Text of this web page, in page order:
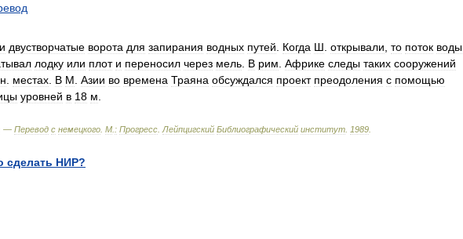
двустворчатые ворота для запирания водных путей Когда Ш открывали то поток воды
лодку или плот и переносил через мель В рим Африке следы таких сооружений
местах В М Азии во времена Траяна обсуждался проект преодоления с помощью
уровней в 18 м
. — Перевод с немецкого М : Прогресс Лейпцигский Библиографический институт 1989
сделать НИР?